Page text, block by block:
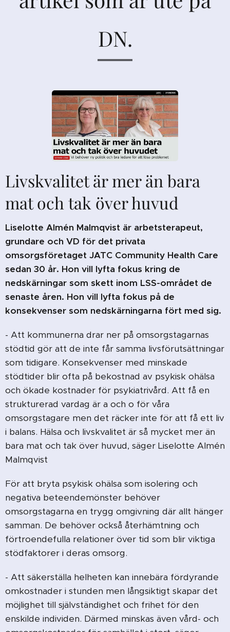
DN.
Livskvalitet är mer än bara
mat och tak över huvud
Liselotte Almén Malmqvist är arbetsterapeut,
grundare och VD för det privata
omsorgsföretaget JATC Community Health Care
sedan 30 år. Hon vill lyfta fokus kring de
nedskärningar som skett inom LSS-området de
senaste åren. Hon vill lyfta fokus på de
konsekvenser som nedskärningarna fört med sig.
- Att kommunerna drar ner på omsorgstagarnas
stödtid gör att de inte får samma livsförutsättningar
som tidigare. Konsekvenser med minskade
stödtider blir ofta på bekostnad av psykisk ohälsa
och ökade kostnader för psykiatrivård. Att få en
strukturerad vardag är a och o för våra
omsorgstagare men det räcker inte för att få ett liv
i balans. Hälsa och livskvalitet är så mycket mer än
bara mat och tak över huvud, säger Liselotte Almén
Malmqvist
För att bryta psykisk ohälsa som isolering och
negativa beteendemönster behöver
omsorgstagarna en trygg omgivning där allt hänger
samman. De behöver också återhämtning och
förtroendefulla relationer över tid som blir viktiga
stödfaktorer i deras omsorg.
- Att säkerställa helheten kan innebära fördyrande
omkostnader i stunden men långsiktigt skapar det
möjlighet till självständighet och frihet för den
enskilde individen. Därmed minskas även vård- och